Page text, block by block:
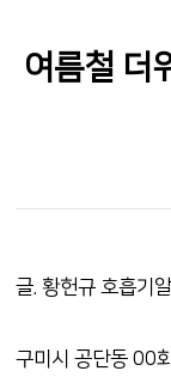
여름철 더
글. 황헌규 호흡기
구미시 공단동 00